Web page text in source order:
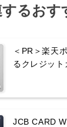
するおす
＜PR＞楽天
るクレジット
JCB CARD